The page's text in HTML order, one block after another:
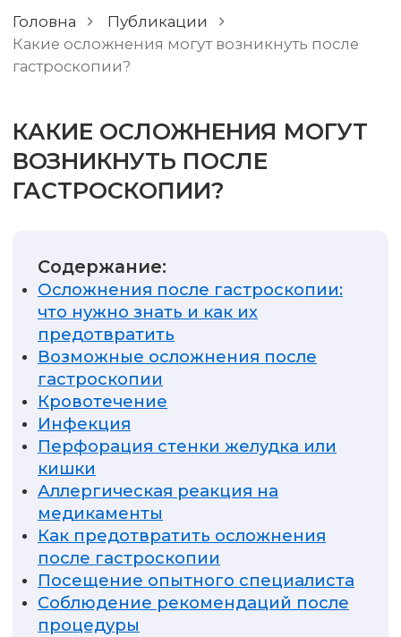
Головна
Публикации
Какие осложнения могут возникнуть после
гастроскопии?
КАКИЕ ОСЛОЖНЕНИЯ МОГУТ
ВОЗНИКНУТЬ ПОСЛЕ
ГАСТРОСКОПИИ?
Содержание:
Осложнения после гастроскопии:
что нужно знать и как их
предотвратить
Возможные осложнения после
гастроскопии
Кровотечение
Инфекция
Перфорация стенки желудка или
кишки
Аллергическая реакция на
медикаменты
Как предотвратить осложнения
после гастроскопии
Посещение опытного специалиста
Соблюдение рекомендаций после
процедуры